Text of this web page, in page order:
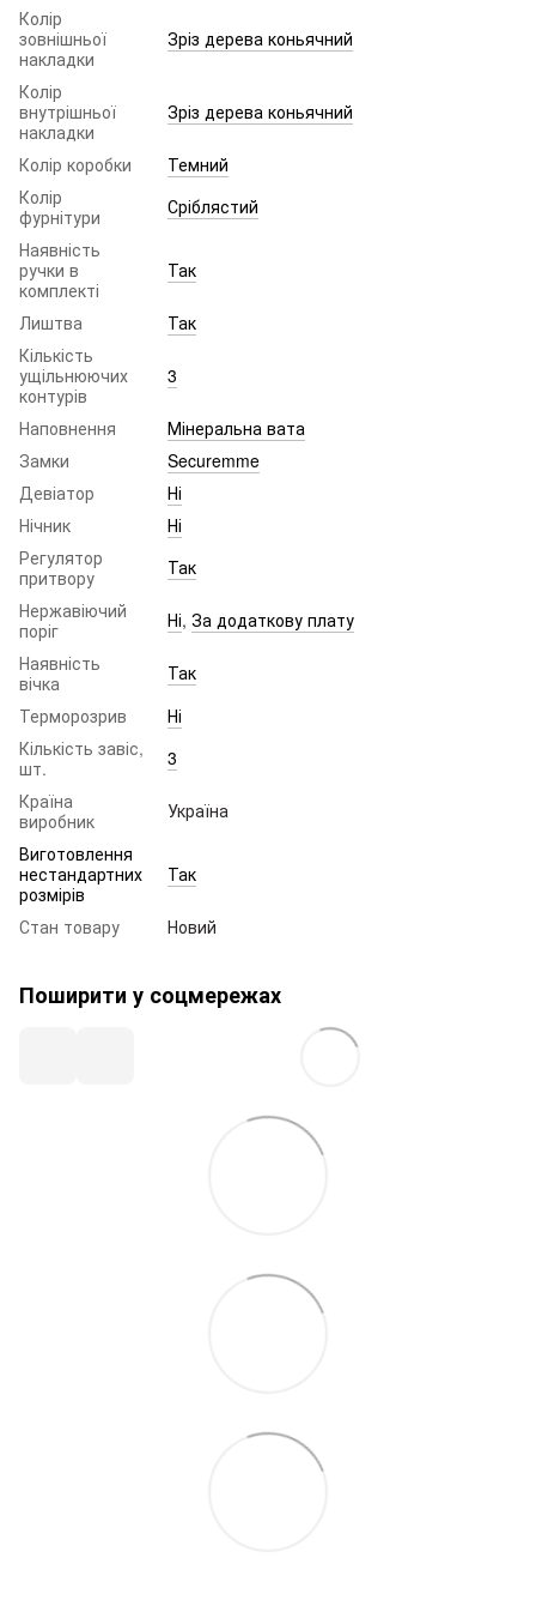
Колір
зовнішньої
накладки
Зріз дерева коньячний
Колір
внутрішньої
накладки
Зріз дерева коньячний
Колір коробки
Темний
Колір
фурнітури
Сріблястий
Наявність
ручки в
комплекті
Так
Лиштва
Так
Кількість
ущільнюючих
контурів
3
Наповнення
Мінеральна вата
Замки
Securemme
Девіатор
Ні
Нічник
Ні
Регулятор
притвору
Так
Нержавіючий
поріг
Ні, За додаткову плату
Наявність
вічка
Так
Терморозрив
Ні
Кількість завіс,
шт.
3
Країна
виробник
Україна
Виготовлення
нестандартних
розмірів
Так
Стан товару Новий
Поширити у соцмережах